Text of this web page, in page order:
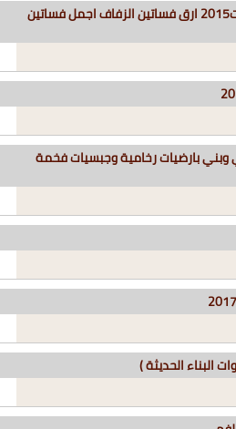
كولكشن فساتين زفاف محجبات2015 ارق فساتين الزفاف اجمل فساتين
بارضيات رخامية وجبسيات فخمة
البناء الحديثة )